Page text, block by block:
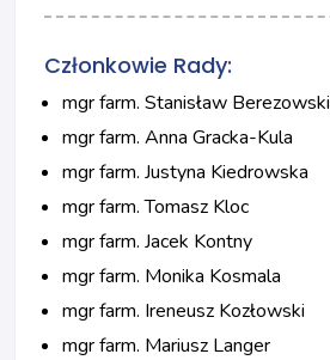
Członkowie Rady:
mgr farm. Stanisław Berezowski
mgr farm. Anna Gracka-Kula
mgr farm. Justyna Kiedrowska
mgr farm. Tomasz Kloc
mgr farm. Jacek Kontny
mgr farm. Monika Kosmala
mgr farm. Ireneusz Kozłowski
mgr farm. Mariusz Langer